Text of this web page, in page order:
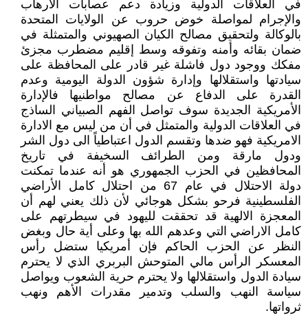
في العلاقات الدولية وزيادة دعم عصابات الارهاب
والإجرام لمواصلة خوض حروب عن الولايات المتحدة
بالوكالة ولتحقيق مصالح الكيان الصهيوني والمتمثلة في
ضمان بقائه وأمنه وتفوقه وسط إقليم مضطرب مجزئ
مفكك ووجود دول فاشلة غير قادر على المحافظة على
سيادتها واستقلالها وإدارة شؤون الدولة اليومية وعدم
القدرة على الدفاع عن مصالح مواطنيها فالإدارة
الأمريكية الجديدة سوف تواصل الفهم الصبياني الساذج
في العلاقات الدولية والمتمثل في أن من ليس مع الادارة
الامريكية فهو ضدها وتقسم الدول اعتباطياً الى دول الشر
ودول مارقة ومن الطرائف السخيفة في تاريخ
المحافظين في الحزب الجمهوري هو أنه عندما تمكنت
دولة الاحتلال في عام 67 من احتلال كامل الأراضي
الفلسطينية فرحو بشكل هوجائي لأن ذلك يعني لهم أن
المعجزة الالهية قد تحققت لليهود في سيطرتهم على
كامل الاراضي التي وعدهم الله بها وعلى أية حال وبغض
النظر عن الحزب الحاكم فإن أمريكيا ستضل رأس
المعسكر الرأس مالي المتوحش البربري الذي لا يحترم
سيادة الدول واستقلالها ولا يحترم حرية الشعوب ويواصل
سياسة النهب والسلب وتدمير مقدرات الأهم ونهب
ثرواتها.